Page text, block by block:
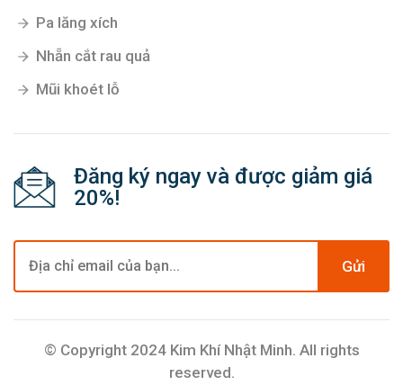
Pa lăng xích
Nhẵn cắt rau quả
Mũi khoét lỗ
Đăng ký ngay và được giảm giá
20%!
Gửi
© Copyright 2024 Kim Khí Nhật Minh. All rights
reserved.